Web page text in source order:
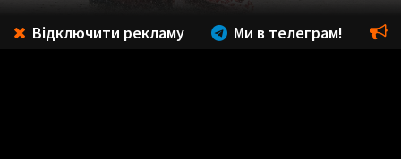
Відключити рекламу Ми в телеграм!